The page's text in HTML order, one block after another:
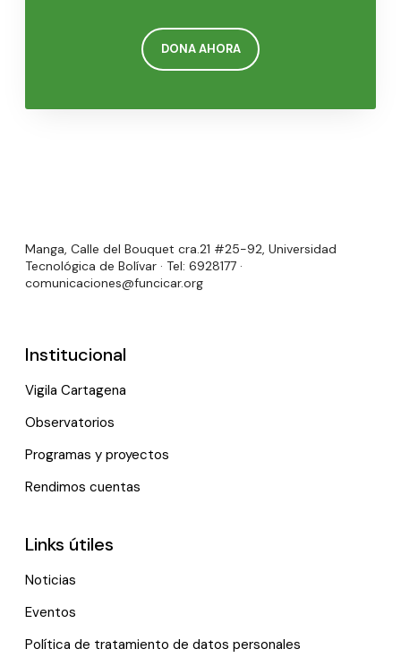
DONA AHORA
Manga, Calle del Bouquet cra.21 #25-92, Universidad
Tecnológica de Bolívar · Tel: 6928177 ·
comunicaciones@funcicar.org
Institucional
Vigila Cartagena
Observatorios
Programas y proyectos
Rendimos cuentas
Links útiles
Noticias
Eventos
Política de tratamiento de datos personales